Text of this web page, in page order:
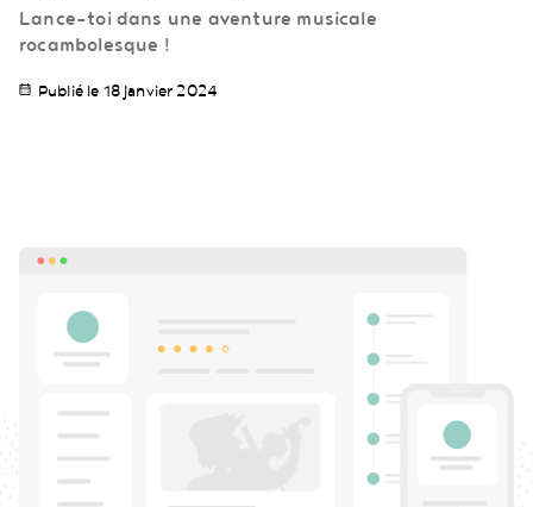
Lance-toi dans une aventure musicale
rocambolesque !
Publié le 18 janvier 2024